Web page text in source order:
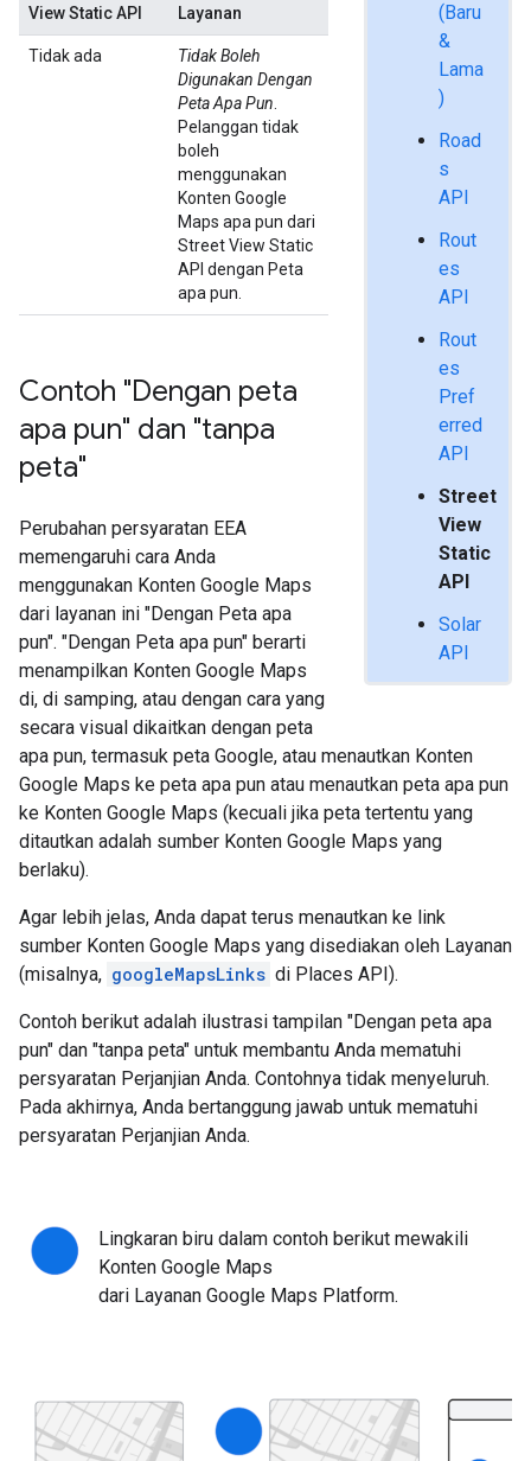
(Baru
&
Lama
)
Road
s
API
Rout
es
API
Rout
es
Pref
erred
API
Street
View
Static
API
Solar
API
View Static API
Layanan
Tidak ada
Tidak Boleh
Digunakan Dengan
Peta Apa Pun
Pelanggan tidak
boleh
menggunakan
Konten Google
Maps apa pun dari
Street View Static
API dengan Peta
apa pun.
Contoh "Dengan peta
apa pun" dan "tanpa
peta"
Perubahan persyaratan EEA
memengaruhi cara Anda
menggunakan Konten Google Maps
dari layanan ini "Dengan Peta apa
pun". "Dengan Peta apa pun" berarti
menampilkan Konten Google Maps
di, di samping, atau dengan cara yang
secara visual dikaitkan dengan peta
apa pun, termasuk peta Google, atau menautkan Konten
Google Maps ke peta apa pun atau menautkan peta apa pun
ke Konten Google Maps (kecuali jika peta tertentu yang
ditautkan adalah sumber Konten Google Maps yang
berlaku).
Agar lebih jelas, Anda dapat terus menautkan ke link
sumber Konten Google Maps yang disediakan oleh Layanan
(misalnya, googleMapsLinks di Places API).
Contoh berikut adalah ilustrasi tampilan "Dengan peta apa
pun" dan "tanpa peta" untuk membantu Anda mematuhi
persyaratan Perjanjian Anda. Contohnya tidak menyeluruh.
Pada akhirnya, Anda bertanggung jawab untuk mematuhi
persyaratan Perjanjian Anda.
Lingkaran biru dalam contoh berikut mewakili
Konten Google Maps
dari Layanan Google Maps Platform.